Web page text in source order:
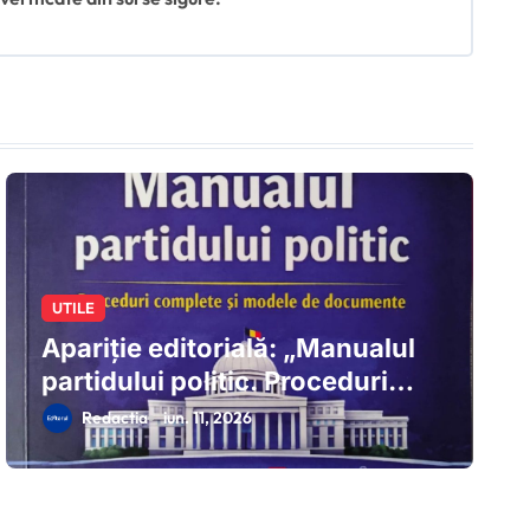
UTILE
Apariție editorială: „Manualul
partidului politic. Proceduri
complete și modele de
documente.” Autor: Alin
Redactia iun. 11, 2026